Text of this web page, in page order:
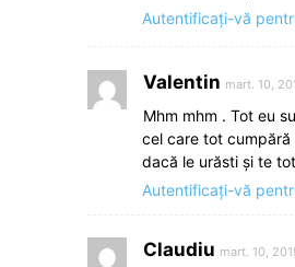
Autentificați-vă
Valentin mart. 10,
Mhm mhm . Tot eu
cel care tot
dacă le urăsti şi te
Autentificați-vă
Claudiu mart. 10,